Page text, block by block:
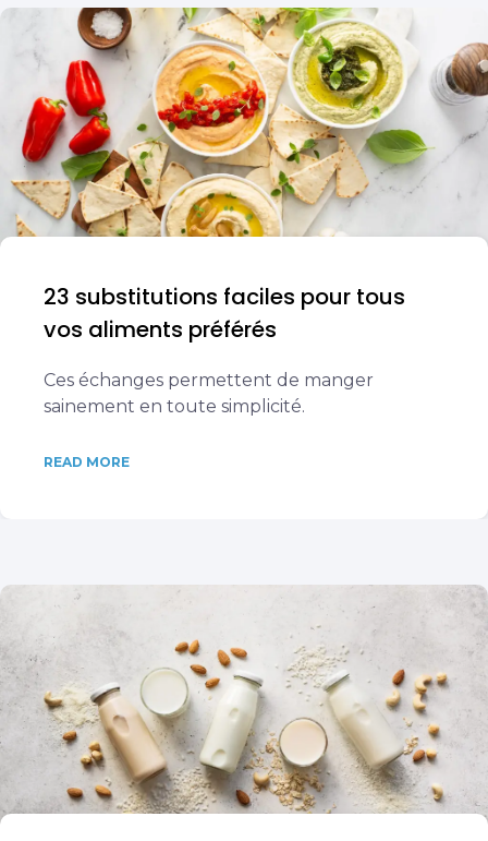
23 substitutions faciles pour tous
vos aliments préférés
Ces échanges permettent de manger
sainement en toute simplicité.
READ MORE